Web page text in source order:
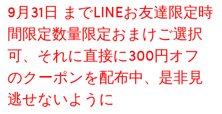
9月31日 までLINEお友達限定時
間限定数量限定おまけご選択
可、それに直接に300円オフ
のクーポンを配布中、是非見
逃せないように